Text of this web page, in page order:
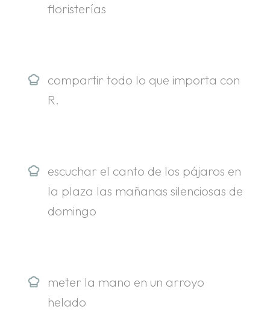
floristerías
compartir todo lo que importa con
R.
escuchar el canto de los pájaros en
la plaza las mañanas silenciosas de
domingo
meter la mano en un arroyo
helado